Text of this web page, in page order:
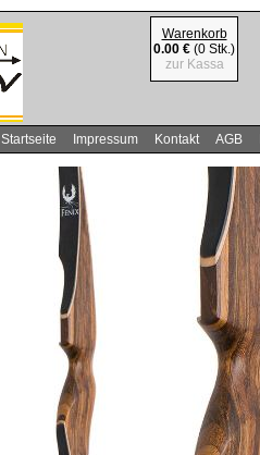
Warenkorb
0.00 € (0 Stk.)
zur Kassa
Startseite Impressum Kontakt AGB